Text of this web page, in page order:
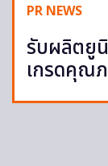
PR NEWS
รับผลิตยู
เกรดคุณ